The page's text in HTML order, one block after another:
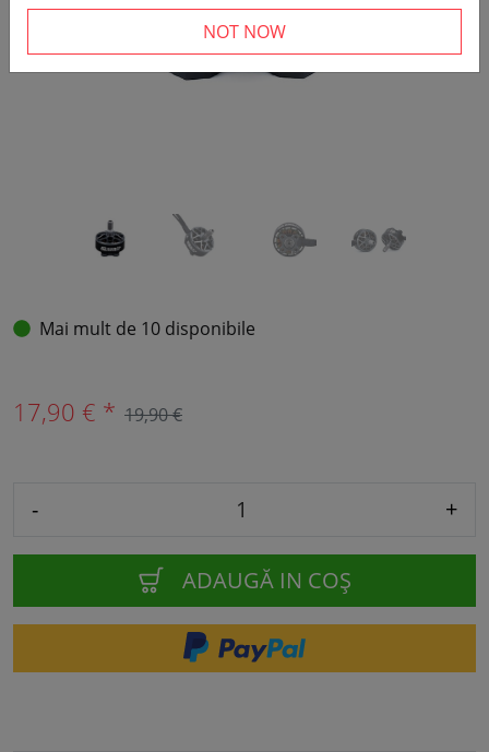
Mai mult de 10 disponibile
17,90 € * 19,90 €
- +
ADAUGĂ IN COŞ
NOT NOW